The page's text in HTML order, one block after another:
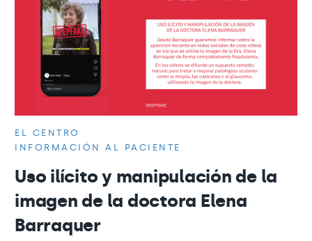
EL CENTRO
INFORMACIÓN AL PACIENTE
Uso ilícito y manipulación de la
imagen de la doctora Elena
Barraquer